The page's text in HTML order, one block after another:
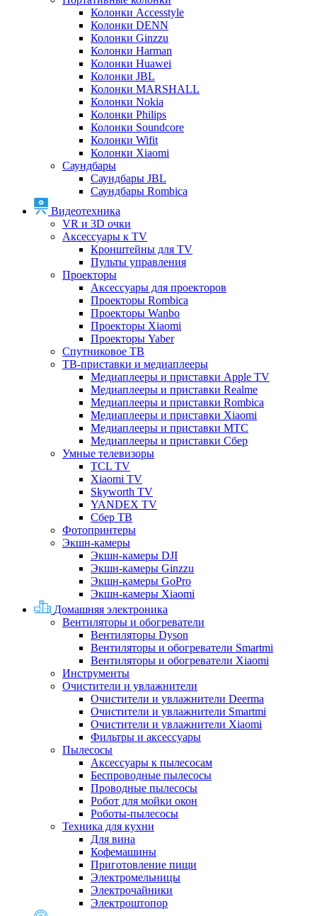
Колонки Accesstyle
Колонки DENN
Колонки Ginzzu
Колонки Harman
Колонки Huawei
Колонки JBL
Колонки MARSHALL
Колонки Nokia
Колонки Philips
Колонки Soundcore
Колонки Wifit
Колонки Xiaomi
Саундбары
Саундбары JBL
Саундбары Rombica
Видеотехника
VR и 3D очки
Аксессуары к TV
Кронштейны для TV
Пульты управления
Проекторы
Аксессуары для проекторов
Проекторы Rombica
Проекторы Wanbo
Проекторы Xiaomi
Проекторы Yaber
Спутниковое ТВ
ТВ-приставки и медиаплееры
Медиаплееры и приставки Apple TV
Медиаплееры и приставки Realme
Медиаплееры и приставки Rombica
Медиаплееры и приставки Xiaomi
Медиаплееры и приставки МТС
Медиаплееры и приставки Сбер
Умные телевизоры
TCL TV
Xiaomi TV
Skyworth TV
YANDEX TV
Сбер ТВ
Фотопринтеры
Экшн-камеры
Экшн-камеры DJI
Экшн-камеры Ginzzu
Экшн-камеры GoPro
Экшн-камеры Xiaomi
Домашняя электроника
Вентиляторы и обогреватели
Вентиляторы Dyson
Вентиляторы и обогреватели Smartmi
Вентиляторы и обогреватели Xiaomi
Инструменты
Очистители и увлажнители
Очистители и увлажнители Deerma
Очистители и увлажнители Smartmi
Очистители и увлажнители Xiaomi
Фильтры и аксессуары
Пылесосы
Аксессуары к пылесосам
Беспроводные пылесосы
Проводные пылесосы
Робот для мойки окон
Роботы-пылесосы
Техника для кухни
Для вина
Кофемашины
Приготовление пищи
Электромельницы
Электрочайники
Электроштопор